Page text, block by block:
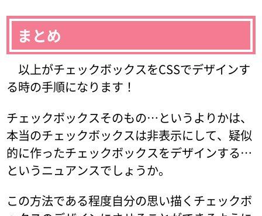
まとめ
以上がチェックボックスをCSSでデザインす
る時の手順になります！
チェックボックスそのもの…というよりかは、
本当のチェックボックスは非表示にして、疑似
的に作ったチェックボックスをデザインする…
というニュアンスでしょうか。
この方法である程度自分の思い描くチェックボ